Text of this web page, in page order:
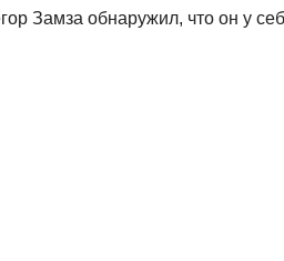
Замза обнаружил, что он у